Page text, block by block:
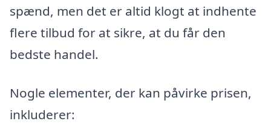
spænd, men det er altid klogt at indhente
flere tilbud for at sikre, at du får den
bedste handel.
Nogle elementer, der kan påvirke prisen,
inkluderer: